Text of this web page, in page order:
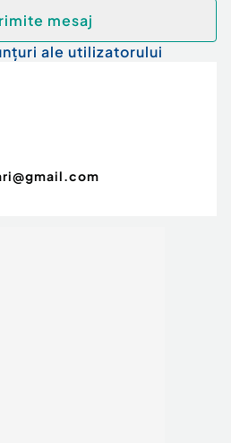
mesaj
ale utilizatorului